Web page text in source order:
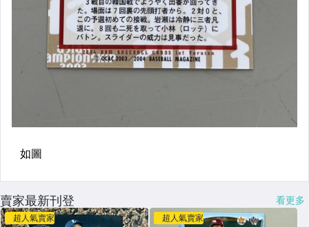
賣家最新刊登 看更多
超人氣賣家 超人氣賣家